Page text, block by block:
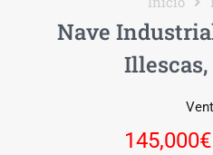
Nave
Illescas,
145,000€